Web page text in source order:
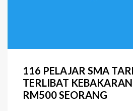
116 PELAJAR SMA
TERLIBAT
RM500 SEORANG